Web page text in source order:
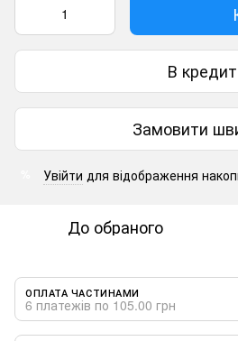
В кредит
Замовити
Увійти для відображення
До обраного
ОПЛАТА ЧАСТИНАМИ
6 платежів по 105.00 грн